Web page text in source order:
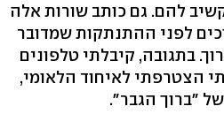
להם. גם כותב שורות אלה
לפני ההתנתקות שמדובר
בתגובה, קיבלתי טלפונים
הצטרפתי לאיחוד הלאומי,
"ברוך הגבר".